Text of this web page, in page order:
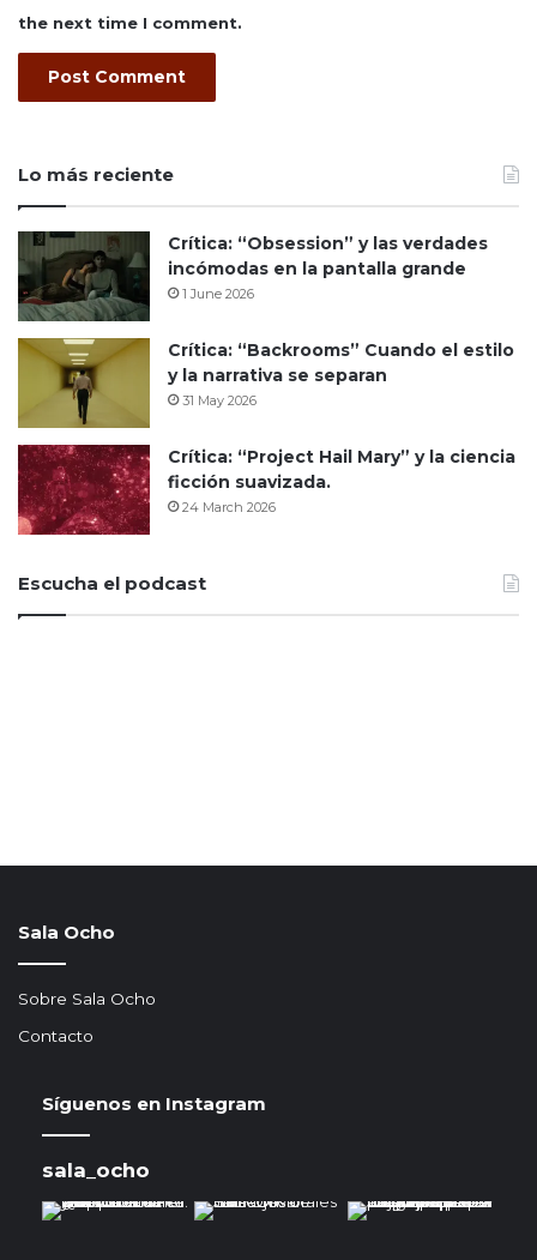
the next time I comment.
Lo más reciente
Crítica: “Obsession” y las verdades
incómodas en la pantalla grande
1 June 2026
Crítica: “Backrooms” Cuando el estilo
y la narrativa se separan
31 May 2026
Crítica: “Project Hail Mary” y la ciencia
ficción suavizada.
24 March 2026
Escucha el podcast
Sala Ocho
Sobre Sala Ocho
Contacto
Síguenos en Instagram
sala_ocho